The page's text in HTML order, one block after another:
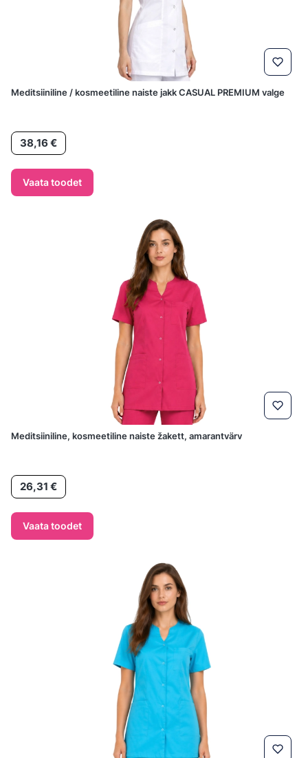
Meditsiiniline / kosmeetiline naiste jakk CASUAL PREMIUM valge
Hind
38,16 €
Vaata toodet
Meditsiiniline, kosmeetiline naiste žakett, amarantvärv
Hind
26,31 €
Vaata toodet